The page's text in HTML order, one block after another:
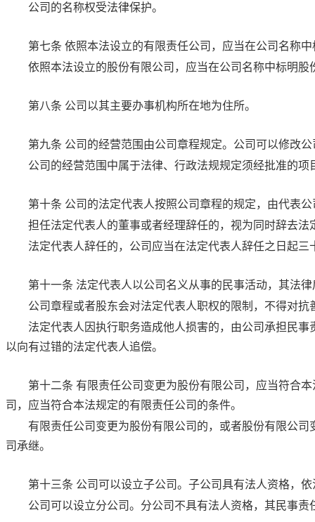
公司的名称权受法律保护。
第七条 依照本法设立的有限责任公司，应当在公司名称
依照本法设立的股份有限公司，应当在公司名称中标明股
第八条 公司以其主要办事机构所在地为住所。
第九条 公司的经营范围由公司章程规定。公司可以修改
公司的经营范围中属于法律、行政法规规定须经批准的项
第十条 公司的法定代表人按照公司章程的规定，由代表
担任法定代表人的董事或者经理辞任的，视为同时辞去法
法定代表人辞任的，公司应当在法定代表人辞任之日起三
第十一条 法定代表人以公司名义从事的民事活动，其法
公司章程或者股东会对法定代表人职权的限制，不得对抗
法定代表人因执行职务造成他人损害的，由公司承担民
以向有过错的法定代表人追偿。
第十二条 有限责任公司变更为股份有限公司，应当符合
司，应当符合本法规定的有限责任公司的条件。
有限责任公司变更为股份有限公司的，或者股份有限公
司承继。
第十三条 公司可以设立子公司。子公司具有法人资格，
公司可以设立分公司。分公司不具有法人资格，其民事责